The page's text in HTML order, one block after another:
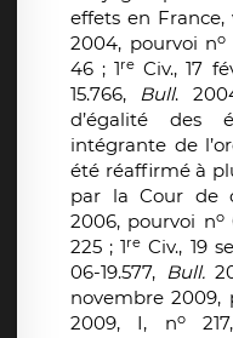
effets en France,
2004, pourvoi no
46 ; 1re Civ., 17
15.766, Bull.
d’égalité des
intégrante de
été réaffirmé à
par la Cour de
2006, pourvoi no
225 ; 1re Civ., 19
06-19.577, Bull.
novembre 2009,
2009, I, no